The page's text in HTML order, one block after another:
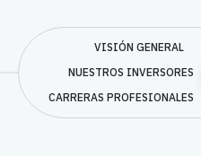
VISIÓN GENERAL
NUESTROS INVERSORES
CARRERAS PROFESIONALES